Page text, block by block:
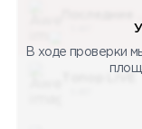
В ходе проверки